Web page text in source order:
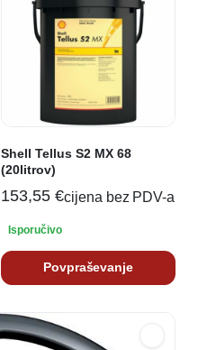
Shell Tellus S2 MX 68
(20litrov)
153,55 €cijena bez PDV-a
Isporučivo
Povpraševanje